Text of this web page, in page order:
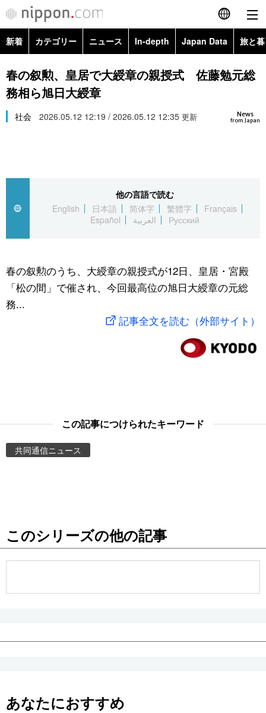
English
简体字
Русский
カテゴリー
経済・ビジネス
国際
文化
トップ
アーカイブ
In-depth
Japan Data
動画/Live
People
新着 カテゴリー ニュース In-depth Japan Data 旅と
政治・外交
経済・ビジネス
スポーツ・東京2020
Topics
春の叙勲、皇居で大綬章の親授式 佐藤勉元総
務相ら旭日大綬章
News
from Japan
社会 2026.05.12 12:19 / 2026.05.12 12:35 更新
他の言語で読む
English
日本語 简体字 繁體字
Français
Español
العربية Русский
春の叙勲のうち、大綬章の親授式が12日、皇居・宮殿
「松の間」で催され、今回最高位の旭日大綬章の元総
務...
記事全文を読む（外部サイト）
この記事につけられたキーワード
共同通信ニュース
このシリーズの他の記事
あなたにおすすめ